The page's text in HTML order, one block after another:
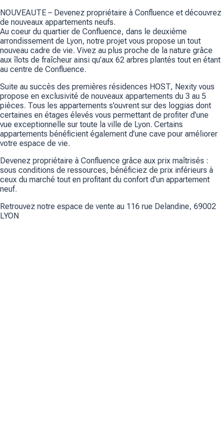
NOUVEAUTE – Devenez propriétaire à Confluence et découvrez
de nouveaux appartements neufs.
Au coeur du quartier de Confluence, dans le deuxième
arrondissement de Lyon, notre projet vous propose un tout
nouveau cadre de vie. Vivez au plus proche de la nature grâce
aux îlots de fraîcheur ainsi qu’aux 62 arbres plantés tout en étant
au centre de Confluence.
Suite au succès des premières résidences HOST, Nexity vous
propose en exclusivité de nouveaux appartements du 3 au 5
pièces. Tous les appartements s’ouvrent sur des loggias dont
certaines en étages élevés vous permettant de profiter d’une
vue exceptionnelle sur toute la ville de Lyon. Certains
appartements bénéficient également d’une cave pour améliorer
votre espace de vie.
Devenez propriétaire à Confluence grâce aux prix maîtrisés :
sous conditions de ressources, bénéficiez de prix inférieurs à
ceux du marché tout en profitant du confort d’un appartement
neuf.
Retrouvez notre espace de vente au 116 rue Delandine, 69002
LYON